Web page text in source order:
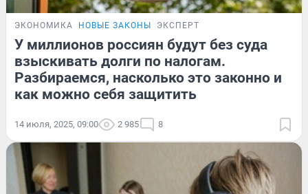
ЭКОНОМИКА НОВЫЕ ЗАКОНЫ ЭКСПЕРТ
У миллионов россиян будут без суда
взыскивать долги по налогам.
Разбираемся, насколько это законно и
как можно себя защитить
14 июля, 2025, 09:00 2 985 8